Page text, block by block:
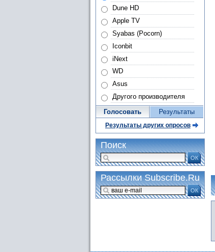
Dune HD
Apple TV
Syabas (Pocorn)
Iconbit
iNext
WD
Asus
Другого производителя
Голосовать Результаты
Результаты других опросов
Поиск
ОК
Рассылки Subscribe.Ru
ОК